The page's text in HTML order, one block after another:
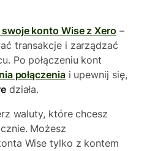
swoje konto Wise z Xero –
transakcje i zarządzać
Po połączeniu kont
połączeniai upewnij się,
działa.
waluty, które chcesz
Możesz
Wise tylko z kontem